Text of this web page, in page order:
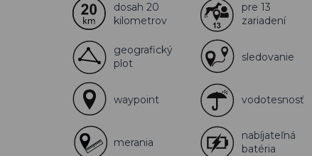
dosah 20
kilometrov
pre 13
zariadení
geografický
plot
sledovanie
waypoint vodotesnosť
merania
nabíjateľná
batéria